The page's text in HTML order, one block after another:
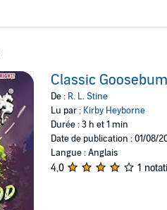
Classic
De : R. L. Stine
Lu par : Kirby Heyborne
Durée : 3 h et 1 min
Date de publication : 01/08/
Langue : Anglais
4,0 1